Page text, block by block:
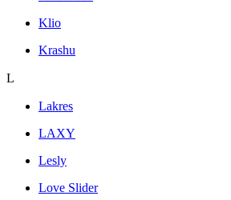
Klio
Krashu
L
Lakres
LAXY
Lesly
Love Slider